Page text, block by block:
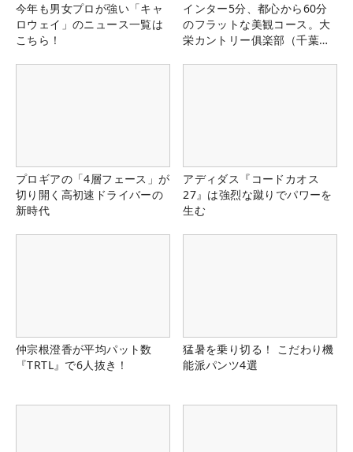
今年も男女プロが強い「キャ
ロウェイ」のニュース一覧は
こちら！
インター5分、都心から60分
のフラットな美観コース。大
栄カントリー俱楽部（千葉
プロギアの「4層フェース」が
切り開く高初速ドライバーの
新時代
アディダス『コードカオス
27』は強烈な蹴りでパワーを
生む
仲宗根澄香が平均パット数
『TRTL』で6人抜き！
猛暑を乗り切る！ こだわり機
能派パンツ4選